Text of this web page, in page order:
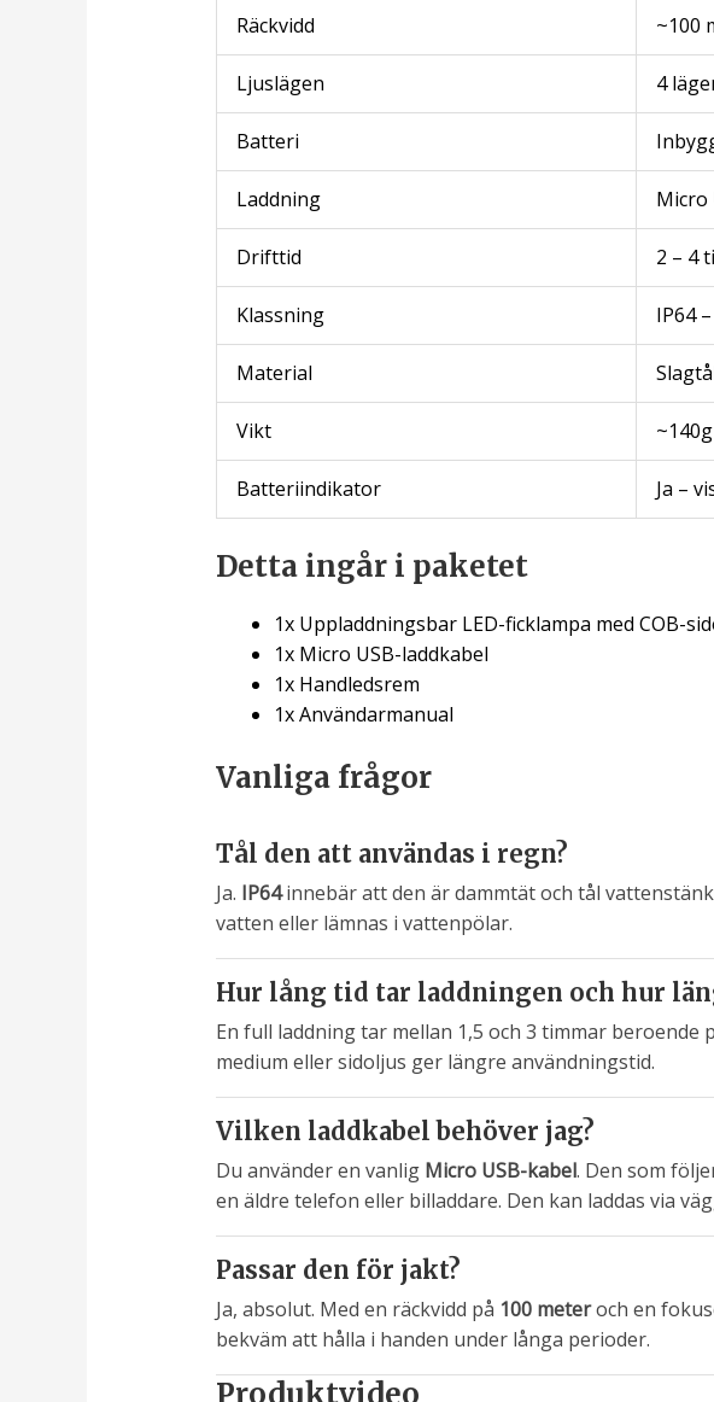
Räckvidd ~100
Ljuslägen 4
Batteri
Laddning Micro
Drifttid 2 – 4
Klassning IP64
Material
Vikt ~140g
Batteriindikator Ja –
Detta ingår i paketet
1x Uppladdningsbar LED-ficklampa med COB-
1x Micro USB-laddkabel
1x Handledsrem
1x Användarmanual
Vanliga frågor
Tål den att användas i regn?
Ja. IP64innebär att den är dammtät och tål
vatten eller lämnas i vattenpölar.
Hur lång tid tar laddningen och hur
En full laddning tar mellan 1,5 och 3 timmar
medium eller sidoljus ger längre användningstid.
Vilken laddkabel behöver jag?
Du använder en vanlig Micro USB-kabel. Den som
en äldre telefon eller billaddare. Den kan laddas via
Passar den för jakt?
Ja, absolut. Med en räckvidd på 100 meteroch en
bekväm att hålla i handen under långa perioder.